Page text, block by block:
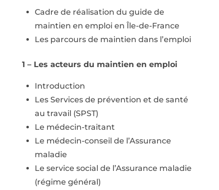
Cadre de réalisation du guide de
maintien en emploi en Île-de-France
Les parcours de maintien dans l’emploi
1 – Les acteurs du maintien en emploi
Introduction
Les Services de prévention et de santé
au travail (SPST)
Le médecin-traitant
Le médecin-conseil de l’Assurance
maladie
Le service social de l’Assurance maladie
(régime général)